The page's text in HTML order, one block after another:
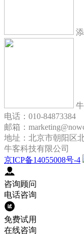
电话：010-84873384
邮箱：
地址：北京市朝阳区
牛客科技有限公司
京ICP备14055008号-4
咨询顾问
电话咨询
免费试用
在线咨询